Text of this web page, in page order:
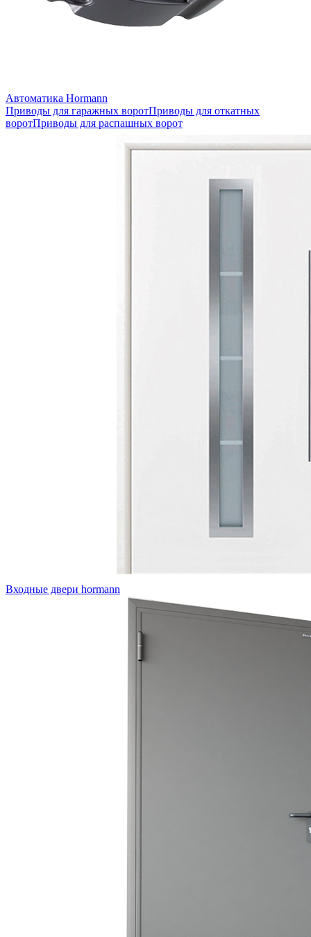
Автоматика Hormann
Приводы для гаражных воротПриводы для откатных
воротПриводы для распашных ворот
Входные двери hormann